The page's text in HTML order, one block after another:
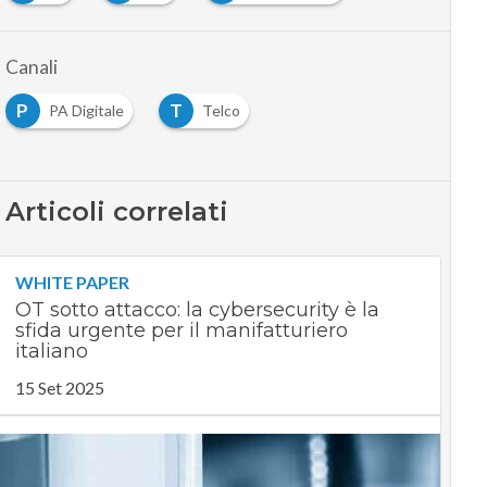
Canali
P
PA Digitale T Telco
Articoli correlati
WHITE PAPER
OT sotto attacco: la cybersecurity è la
sfida urgente per il manifatturiero
italiano
15 Set 2025